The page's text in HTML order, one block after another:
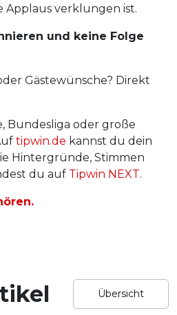
verklungen ist.
und keine Folge
Gästewünsche? Direkt
Bundesliga oder große
tipwin.de kannst du dein
Hintergründe, Stimmen
du auf Tipwin NEXT.
Übersicht